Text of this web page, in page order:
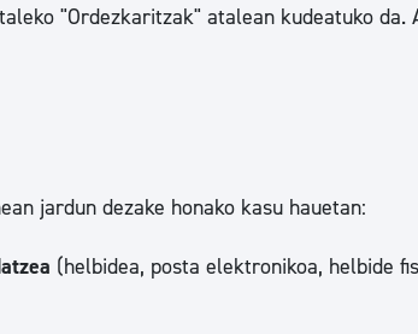
"Ordezkaritzak" atalean kudeatuko da.
jardun dezake honako kasu hauetan:
(helbidea, posta elektronikoa, helbide